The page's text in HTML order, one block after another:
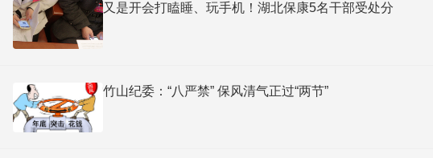
又是开会打瞌睡、玩手机！湖北保康5名干部受处分
竹山纪委：“八严禁” 保风清气正过“两节”